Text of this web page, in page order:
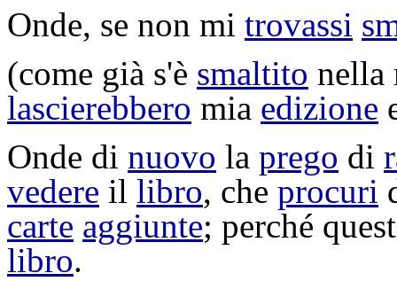
Onde, se non mi trovassi
(come già s'è smaltito nella
lascierebbero mia edizione
Onde di nuovo la prego di
vedere il libro, che procuri
carte aggiunte; perché
libro.